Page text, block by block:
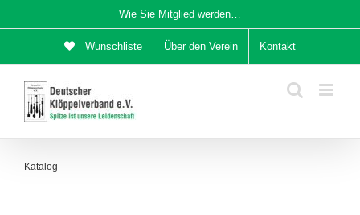
Inhalt
Wie Sie Mitglied werden…
Wunschliste Über den Verein Kontakt
Katalog